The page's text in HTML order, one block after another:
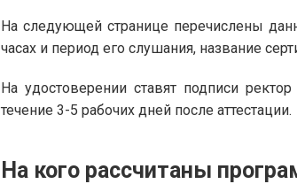
На следующей странице перечислены
часах и период его слушания, название
На удостоверении ставят подписи
течение 3-5 рабочих дней после аттестации.
На кого рассчитаны